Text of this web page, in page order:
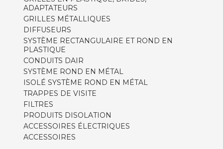
ADAPTATEURS
GRILLES MÉTALLIQUES
DIFFUSEURS
SYSTÈME RECTANGULAIRE ET ROND EN
PLASTIQUE
CONDUITS DAIR
SYSTÈME ROND EN MÉTAL
ISOLÉ SYSTÈME ROND EN MÉTAL
TRAPPES DE VISITE
FILTRES
PRODUITS DISOLATION
ACCESSOIRES ÉLECTRIQUES
ACCESSOIRES